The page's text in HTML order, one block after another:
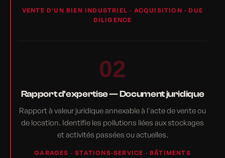
VENTE D'UN BIEN INDUSTRIEL · ACQUISITION · DUE
DILIGENCE
02
Rapport d'expertise — Document juridique
Rapport à valeur juridique annexable à l'acte de vente ou
de location. Identifie les pollutions liées aux stockages
et activités passées ou actuelles.
GARAGES · STATIONS-SERVICE · BÂTIMENTS